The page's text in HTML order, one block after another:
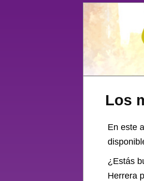
Los
En este
¿Estás
Herrera